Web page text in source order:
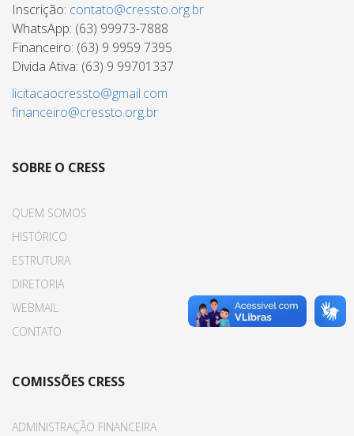
Inscrição: contato@cressto.org.br
WhatsApp: (63) 99973-7888
Financeiro: (63) 9 9959 7395
Divida Ativa: (63) 9 99701337
licitacaocressto@gmail.com
financeiro@cressto.org.br
SOBRE O CRESS
QUEM SOMOS
HISTÓRICO
ESTRUTURA
DIRETORIA
WEBMAIL
CONTATO
COMISSÕES CRESS
ADMINISTRAÇÃO FINANCEIRA